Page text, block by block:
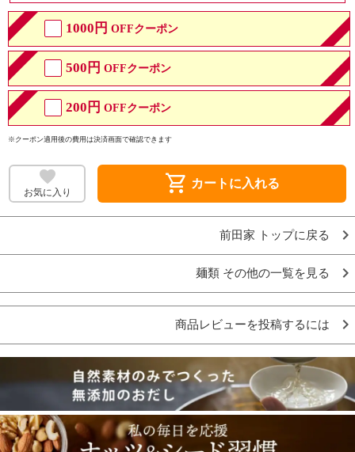
1000円 OFFクーポン
500円 OFFクーポン
200円 OFFクーポン
※クーポン適用後の費用は決済画面で確認できます
お気に入り shopping_cart カートに入れる
前田家 トップに戻る
麺類 その他の一覧を見る
商品レビューを投稿するには